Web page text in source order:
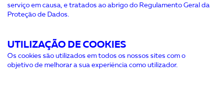
serviço em causa, e tratados ao abrigo do Regulamento Geral da
Proteção de Dados.
UTILIZAÇÃO DE COOKIES
Os cookies são utilizados em todos os nossos sites com o
objetivo de melhorar a sua experiência como utilizador.